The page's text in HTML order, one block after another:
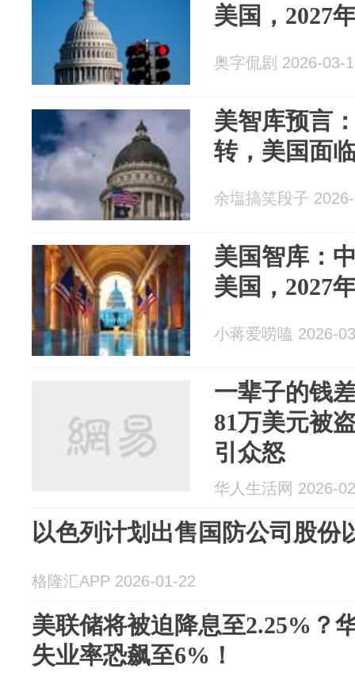
美国，2027
奥字侃剧 2026-03-
美智库预言
转，美国面
余塩搞笑段子
美国智库：
美国，2027
小蒋爱唠嗑 2026-
一辈子的钱
81万美元被
引众怒
华人生活网 2026-
以色列计划出售国防公司股份
格隆汇APP 2026-01-22
美联储将被迫降息至2.25%？
失业率恐飙至6%！